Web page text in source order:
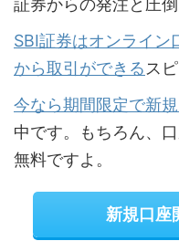
SBI証券はオンライン
から取引ができる ス
今なら期間限定で新
中です。もちろん、
無料ですよ。
新規口座